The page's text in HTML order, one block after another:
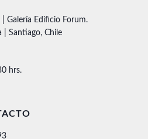
Galería Edificio Forum.
| Santiago, Chile
hrs.